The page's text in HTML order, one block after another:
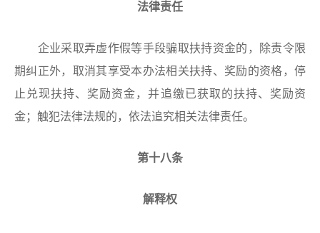
法律责任
企业采取弄虚作假等手段骗取扶持资金的，除责令限
期纠正外，取消其享受本办法相关扶持、奖励的资格，停
止兑现扶持、奖励资金，并追缴已获取的扶持、奖励资
金；触犯法律法规的，依法追究相关法律责任。
第十八条
解释权